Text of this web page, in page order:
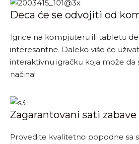
Deca će se odvojiti od
Igrice na kompjuteru ili tabletu
interesantne. Daleko više će
interaktivnu igračku koja može da
načina!
Zagarantovani sati zabave
Provedite kvalitetno popodne sa